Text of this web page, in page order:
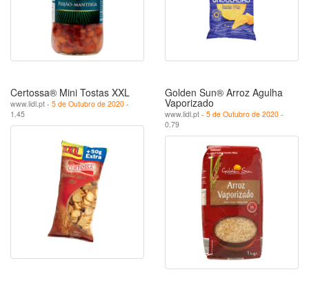
Certossa® Mini Tostas XXL
www.lidl.pt - 5 de Outubro de 2020 -
1.45
Golden Sun® Arroz Agulha
Vaporizado
www.lidl.pt - 5 de Outubro de 2020 -
0.79